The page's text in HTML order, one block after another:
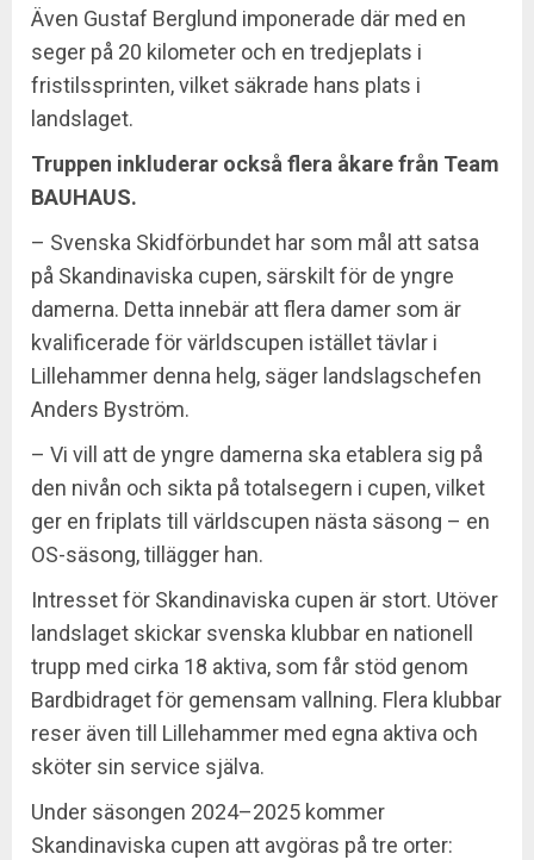
Även Gustaf Berglund imponerade där med en
seger på 20 kilometer och en tredjeplats i
fristilssprinten, vilket säkrade hans plats i
landslaget.
Truppen inkluderar också flera åkare från Team
BAUHAUS.
– Svenska Skidförbundet har som mål att satsa
på Skandinaviska cupen, särskilt för de yngre
damerna. Detta innebär att flera damer som är
kvalificerade för världscupen istället tävlar i
Lillehammer denna helg, säger landslagschefen
Anders Byström.
– Vi vill att de yngre damerna ska etablera sig på
den nivån och sikta på totalsegern i cupen, vilket
ger en friplats till världscupen nästa säsong – en
OS-säsong, tillägger han.
Intresset för Skandinaviska cupen är stort. Utöver
landslaget skickar svenska klubbar en nationell
trupp med cirka 18 aktiva, som får stöd genom
Bardbidraget för gemensam vallning. Flera klubbar
reser även till Lillehammer med egna aktiva och
sköter sin service själva.
Under säsongen 2024–2025 kommer
Skandinaviska cupen att avgöras på tre orter: